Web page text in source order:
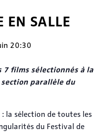
EN SALLE
20:30
7 films sélectionnés à la
section parallèle du
: la sélection de toutes les
du Festival de